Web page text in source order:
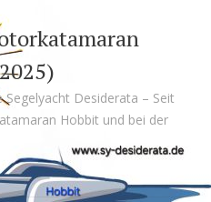
Desiderata – Seit
Hobbit und bei der